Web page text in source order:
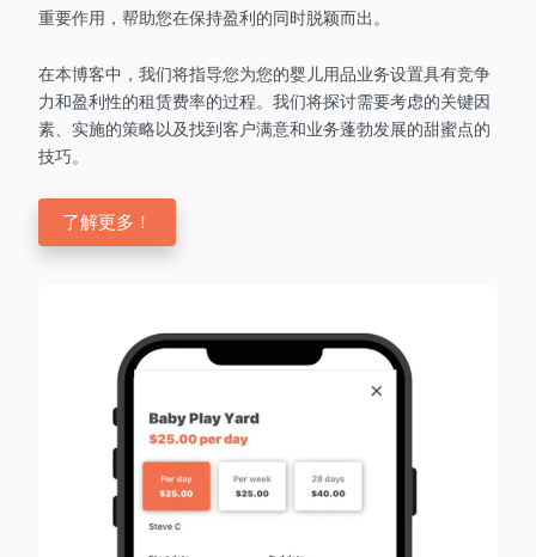
重要作用，帮助您在保持盈利的同时脱颖而出。
在本博客中，我们将指导您为您的婴儿用品业务设置具有竞争
力和盈利性的租赁费率的过程。我们将探讨需要考虑的关键因
素、实施的策略以及找到客户满意和业务蓬勃发展的甜蜜点的
技巧。
了解更多！